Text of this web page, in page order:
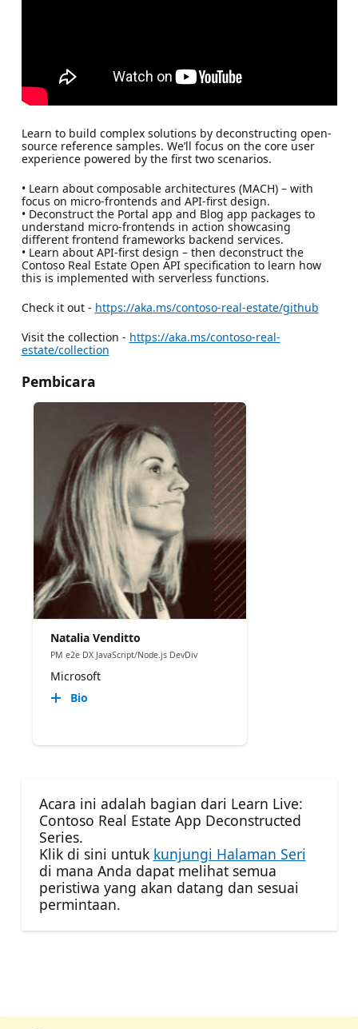
Learn to build complex solutions by deconstructing open-
source reference samples. We’ll focus on the core user
experience powered by the first two scenarios.
• Learn about composable architectures (MACH) – with
focus on micro-frontends and API-first design.
• Deconstruct the Portal app and Blog app packages to
understand micro-frontends in action showcasing
different frontend frameworks backend services.
• Learn about API-first design – then deconstruct the
Contoso Real Estate Open API specification to learn how
this is implemented with serverless functions.
Check it out - https://aka.ms/contoso-real-estate/github
Visit the collection - https://aka.ms/contoso-real-
estate/collection
Pembicara
Natalia Venditto
PM e2e DX JavaScript/Node.js DevDiv
Microsoft
Bio
Acara ini adalah bagian dari Learn Live:
Contoso Real Estate App Deconstructed
Series.
Klik di sini untuk kunjungi Halaman Seri
di mana Anda dapat melihat semua
peristiwa yang akan datang dan sesuai
permintaan.